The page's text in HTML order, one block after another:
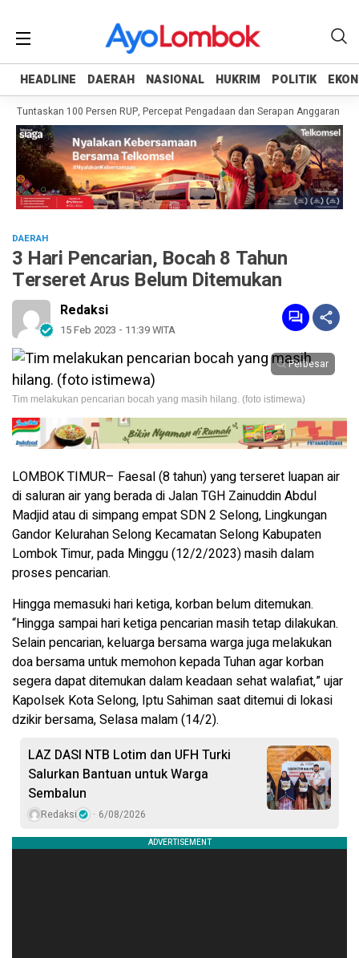
HEADLINE DAERAH NASIONAL HUKRIM POLITIK
HEADLINE DAERAH NASIONAL HUKRIM POLITIK
Tuntaskan 100 Persen RUP, Percepat Pengadaan dan Serapan Anggaran
DAERAH
3 Hari Pencarian, Bocah 8 Tahun
Terseret Arus Belum Ditemukan
Redaksi
15 Feb 2023 - 11:39 WITA
Perbesar
Tim melakukan pencarian bocah yang masih hilang. (foto istimewa)
LOMBOK TIMUR– Faesal (8 tahun) yang terseret luapan air
di saluran air yang berada di Jalan TGH Zainuddin Abdul
Madjid atau di simpang empat SDN 2 Selong, Lingkungan
Gandor Kelurahan Selong Kecamatan Selong Kabupaten
Lombok Timur, pada Minggu (12/2/2023) masih dalam
proses pencarian.
Hingga memasuki hari ketiga, korban belum ditemukan.
“Hingga sampai hari ketiga pencarian masih tetap dilakukan.
Selain pencarian, keluarga bersama warga juga melakukan
doa bersama untuk memohon kepada Tuhan agar korban
segera dapat ditemukan dalam keadaan sehat walafiat,” ujar
Kapolsek Kota Selong, Iptu Sahiman saat ditemui di lokasi
dzikir bersama, Selasa malam (14/2).
LAZ DASI NTB Lotim dan UFH Turki
Salurkan Bantuan untuk Warga
Sembalun
Redaksi 6/08/2026